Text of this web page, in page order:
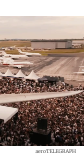
aeroTELEGRAPH